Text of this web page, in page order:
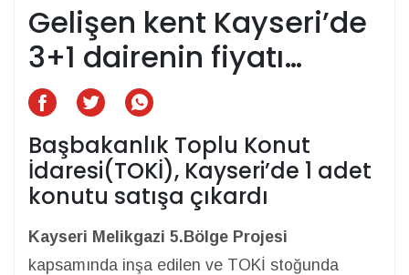
Gelişen kent Kayseri’de
3+1 dairenin fiyatı…
Başbakanlık Toplu Konut
İdaresi(TOKİ), Kayseri’de 1 adet
konutu satışa çıkardı
Kayseri Melikgazi 5.Bölge Projesi
kapsamında inşa edilen ve TOKİ stoğunda